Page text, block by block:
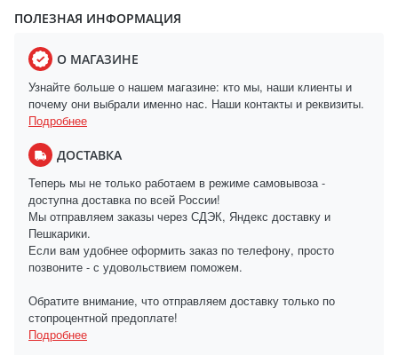
ПОЛЕЗНАЯ ИНФОРМАЦИЯ
О МАГАЗИНЕ
Узнайте больше о нашем магазине: кто мы, наши клиенты и
почему они выбрали именно нас. Наши контакты и реквизиты.
Подробнее
ДОСТАВКА
Теперь мы не только работаем в режиме самовывоза -
доступна доставка по всей России!
Мы отправляем заказы через СДЭК, Яндекс доставку и
Пешкарики.
Если вам удобнее оформить заказ по телефону, просто
позвоните - с удовольствием поможем.
Обратите внимание, что отправляем доставку только по
стопроцентной предоплате!
Подробнее